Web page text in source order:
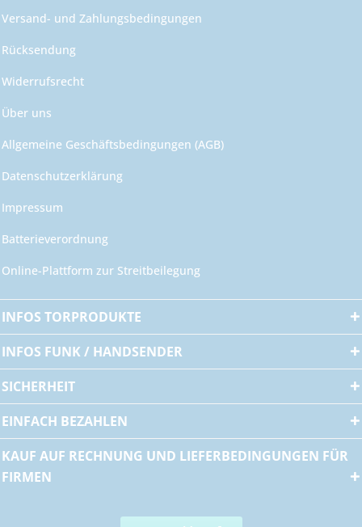
Versand- und Zahlungsbedingungen
Rücksendung
Widerrufsrecht
Über uns
Allgemeine Geschäftsbedingungen (AGB)
Datenschutzerklärung
Impressum
Batterieverordnung
Online-Plattform zur Streitbeilegung
INFOS TORPRODUKTE
INFOS FUNK / HANDSENDER
SICHERHEIT
EINFACH BEZAHLEN
KAUF AUF RECHNUNG UND LIEFERBEDINGUNGEN FÜR
FIRMEN